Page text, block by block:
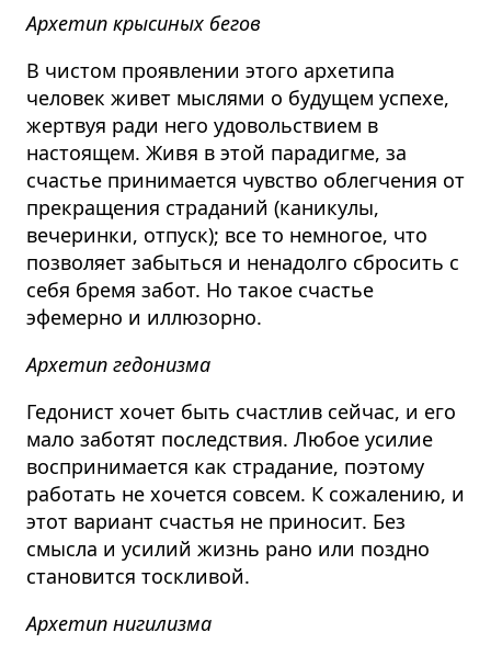
Архетип крысиных бегов
В чистом проявлении этого архетипа
человек живет мыслями о будущем успехе,
жертвуя ради него удовольствием в
настоящем. Живя в этой парадигме, за
счастье принимается чувство облегчения от
прекращения страданий (каникулы,
вечеринки, отпуск); все то немногое, что
позволяет забыться и ненадолго сбросить с
себя бремя забот. Но такое счастье
эфемерно и иллюзорно.
Архетип гедонизма
Гедонист хочет быть счастлив сейчас, и его
мало заботят последствия. Любое усилие
воспринимается как страдание, поэтому
работать не хочется совсем. К сожалению, и
этот вариант счастья не приносит. Без
смысла и усилий жизнь рано или поздно
становится тоскливой.
Архетип нигилизма